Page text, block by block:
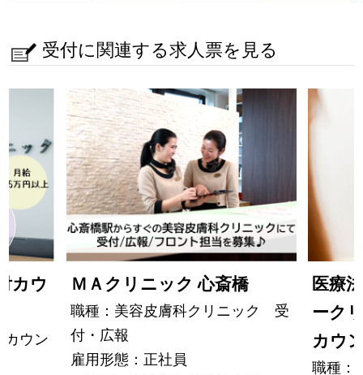
受付に関連する求人票を見る
カウ
カウン
ＭＡクリニック 心斎橋
職種：美容皮膚科クリニック 受
付・広報
雇用形態：正社員
医療
ーク
カウ
職種：